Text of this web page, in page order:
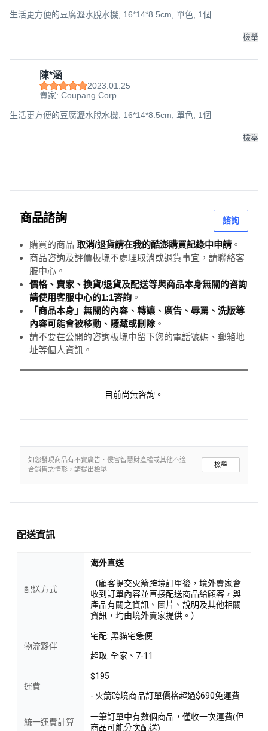
生活更方便的豆腐瀝水脫水機, 16*14*8.5cm, 單色, 1個
檢舉
陳*涵
2023.01.25
賣家: Coupang Corp.
生活更方便的豆腐瀝水脫水機, 16*14*8.5cm, 單色, 1個
檢舉
商品諮詢 諮詢
購買的商品 取消/退貨請在我的酷澎購買記錄中申請 。
商品咨詢及評價板塊不處理取消或退貨事宜，請聯絡客
服中心。
價格、賣家、換貨/退貨及配送等與商品本身無關的咨詢
請使用客服中心的1:1咨詢 。
「商品本身」無關的內容、轉讓、廣告、辱罵、洗版等
內容可能會被移動、隱藏或刪除。
請不要在公開的咨詢板塊中留下您的電話號碼、郵箱地
址等個人資訊。
目前尚無咨詢。
如您發現商品有不實廣告、侵害智慧財產權或其他不適
合銷售之情形，請提出檢舉
檢舉
配送資訊
配送方式
海外直送
（顧客提交火箭跨境訂單後，境外賣家會
收到訂單內容並直接配送商品給顧客，與
產品有關之資訊、圖片、說明及其他相關
資訊，均由境外賣家提供。）
物流夥伴
宅配: 黑貓宅急便
超取: 全家、7-11
運費
$195
- 火箭跨境商品訂單價格超過$690免運費
統一運費計算
一筆訂單中有數個商品，僅收一次運費(但
商品可能分次配送)